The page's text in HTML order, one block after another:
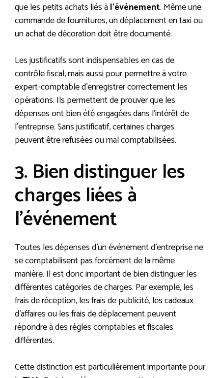
que les petits achats liés àl’événement. Même une
commande de fournitures, un déplacement en taxi ou
un achat de décoration doit être documenté.
Les justificatifs sont indispensables en cas de
contrôle fiscal, mais aussi pour permettre à votre
expert-comptable d’enregistrer correctement les
opérations. Ils permettent de prouver que les
dépenses ont bien été engagées dans l’intérêt de
l’entreprise. Sans justificatif, certaines charges
peuvent être refusées ou mal comptabilisées.
3. Bien distinguer les
charges liées à
l’événement
Toutes les dépenses d’un événement d’entreprise ne
se comptabilisent pas forcément de la même
manière. Il est donc important de bien distinguer les
différentes catégories de charges. Par exemple, les
frais de réception, les frais de publicité, les cadeaux
d’affaires ou les frais de déplacement peuvent
répondre à des règles comptables et fiscales
différentes.
Cette distinction est particulièrement importante pour